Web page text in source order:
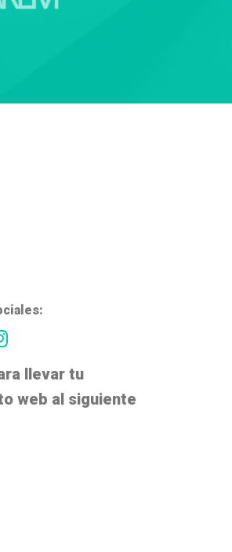
llevar tu
web al siguiente